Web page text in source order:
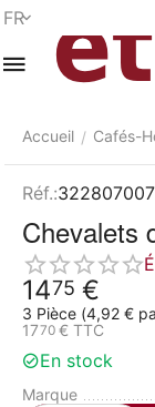
FR
Accueil / Cafés-
Réf.:
Chevalets
1475 €
3 Pièce (4,92 €
1770 € TTC
En stock
Marque
Menu Recherche
rapide